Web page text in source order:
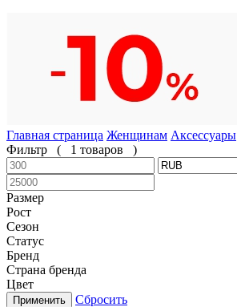
Главная страница Женщинам Аксессуары
Фильтр
( 1 товаров )
Размер
Рост
Сезон
Статус
Бренд
Страна бренда
Цвет
Сбросить